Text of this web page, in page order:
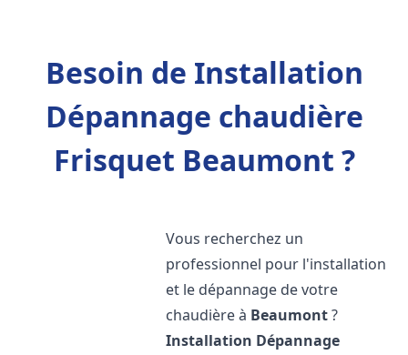
Besoin de Installation
Dépannage chaudière
Frisquet Beaumont ?
Vous recherchez un
professionnel pour l'installation
et le dépannage de votre
chaudière à Beaumont?
Installation Dépannage